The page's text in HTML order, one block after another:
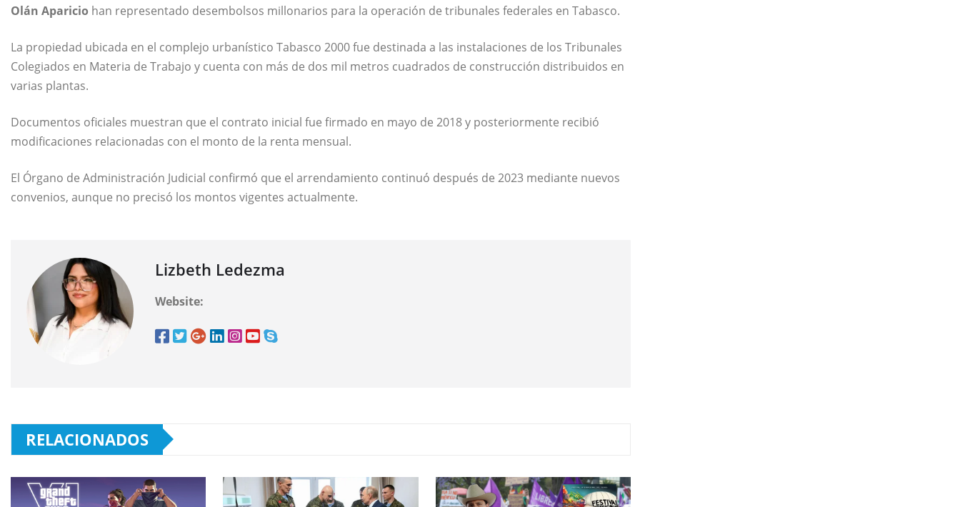
Olán Aparicio han representado desembolsos millonarios para la operación de tribunales federales en Tabasco.
La propiedad ubicada en el complejo urbanístico Tabasco 2000 fue destinada a las instalaciones de los Tribunales
Colegiados en Materia de Trabajo y cuenta con más de dos mil metros cuadrados de construcción distribuidos en
varias plantas.
Documentos oficiales muestran que el contrato inicial fue firmado en mayo de 2018 y posteriormente recibió
modificaciones relacionadas con el monto de la renta mensual.
El Órgano de Administración Judicial confirmó que el arrendamiento continuó después de 2023 mediante nuevos
convenios, aunque no precisó los montos vigentes actualmente.
Lizbeth Ledezma
Website:
RELACIONADOS